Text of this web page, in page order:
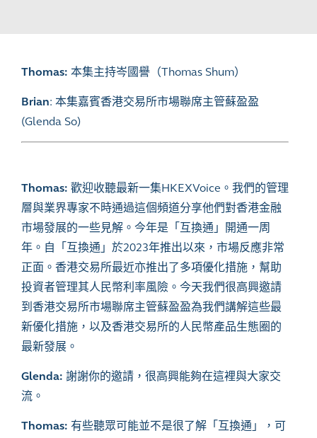
Thomas: 本集主持岑國譽（Thomas Shum）
Brian: 本集嘉賓香港交易所市場聯席主管蘇盈盈
(Glenda So)
Thomas: 歡迎收聽最新一集HKEXVoice。我們的管理
層與業界專家不時通過這個頻道分享他們對香港金融
市場發展的一些見解。今年是「互換通」開通一周
年。自「互換通」於2023年推出以來，市場反應非常
正面。香港交易所最近亦推出了多項優化措施，幫助
投資者管理其人民幣利率風險。今天我們很高興邀請
到香港交易所市場聯席主管蘇盈盈為我們講解這些最
新優化措施，以及香港交易所的人民幣產品生態圈的
最新發展。
Glenda: 謝謝你的邀請，很高興能夠在這裡與大家交
流。
Thomas: 有些聽眾可能並不是很了解「互換通」，可